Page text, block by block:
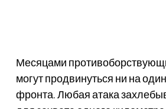
Месяцами
могут продвинуться ни на
фронта. Любая атака